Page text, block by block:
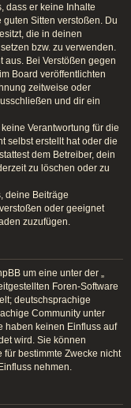
dass er keine Inhalte
Sitten verstoßen. Du
die in deinen
bzw. zu verwenden.
aus. Bei Verstößen gegen
Board veröffentlichten
zeitweise oder
und dir ein
Verantwortung für die
selbst erstellt hat oder die
dem Betreiber, dein
zu löschen oder zu
deine Beiträge
oder geeignet
zuzufügen.
um eine unter der „
Foren-Software
deutschsprachige
Community unter
haben keinen Einfluss auf
wird. Sie können
bestimmte Zwecke nicht
nehmen.